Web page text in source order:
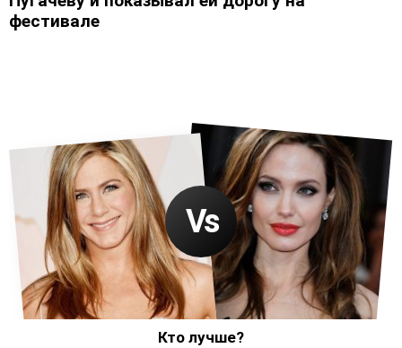
фестивале
Кто лучше?